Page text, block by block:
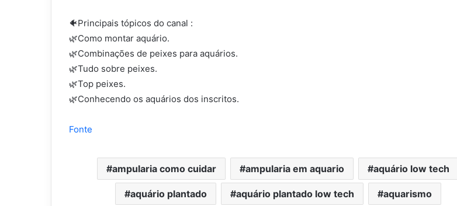
🐠Principais tópicos do canal :
🌿Como montar aquário.
🌿Combinações de peixes para aquários.
🌿Tudo sobre peixes.
🌿Top peixes.
🌿Conhecendo os aquários dos inscritos.
Fonte
ampularia como cuidar ampularia em aquario aquário low tech
aquário plantado aquário plantado low tech aquarismo